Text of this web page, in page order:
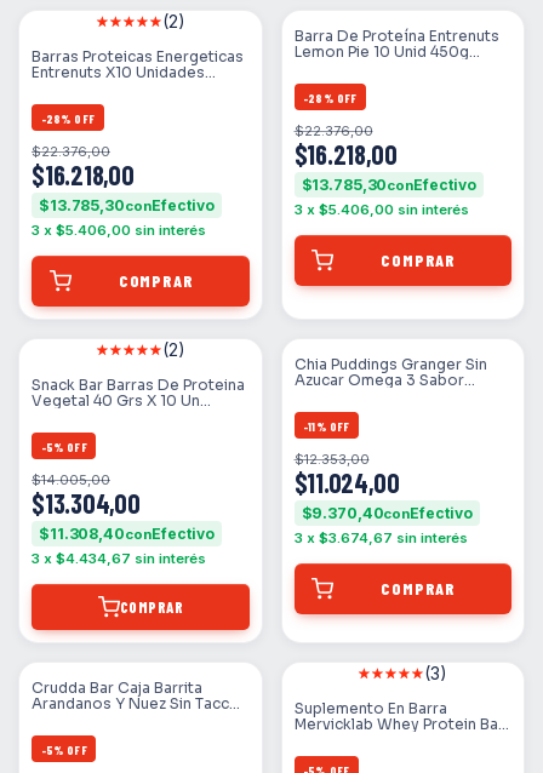
(2)
Barras Proteicas Energeticas
Entrenuts X10 Unidades
-28% OFF
$16.218,00
$22.376,00
$13.785,30con
3 x $5.406,00 sin interés
Barra De Proteína Entrenuts
Lemon Pie 10 Unid 450g
-28 % OFF
$16.218,00
$22.376,00
$13.785,30con
3 x $5.406,00 sin interés
(2)
Snack Bar Barras De Proteina
Vegetal 40 Grs X 10 Un
-5% OFF
$13.304,00
$14.005,00
$11.308,40con
3 x $4.434,67 sin interés
COMPRAR
Chia Puddings Granger Sin
Azucar Omega 3 Sabor
-11% OFF
$11.024,00
$12.353,00
$9.370,40con
3 x $3.674,67 sin interés
Crudda Bar Caja Barrita
Arandanos Y Nuez Sin Tacc
-5% OFF
(3)
Suplemento En Barra
Mervicklab Whey Protein Bar
En Caja De 552g 12 Un
-5% OFF